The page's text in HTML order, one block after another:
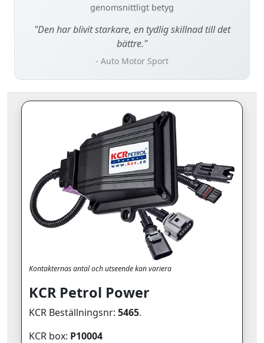
genomsnittligt betyg
"Den har blivit starkare, en tydlig skillnad till det
bättre."
- Auto Motor Sport
Kontakternas antal och utseende kan variera
KCR Petrol Power
KCR Beställningsnr: 5465.
KCR box: P10004